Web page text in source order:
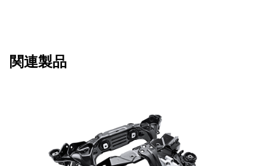
関連製品